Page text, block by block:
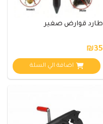
طارد قوارض صغير
₪35
اضافة الي السلة